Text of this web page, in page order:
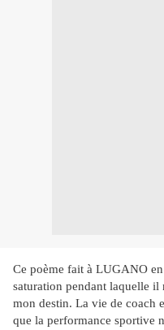
Ce poème fait à LUGANO
saturation pendant laquelle il
mon destin. La vie de coach
que la performance sportive